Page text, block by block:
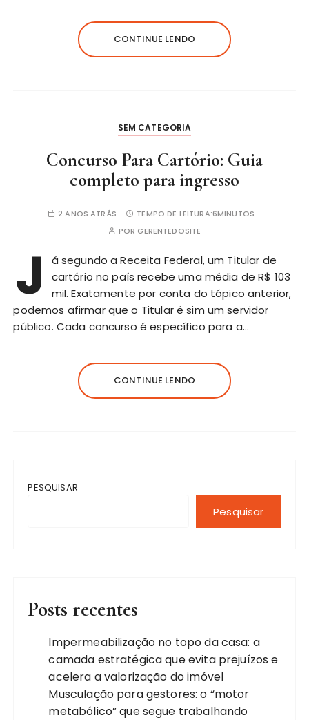
CONTINUE LENDO
SEM CATEGORIA
Concurso Para Cartório: Guia
completo para ingresso
2 ANOS ATRÁS TEMPO DE LEITURA:6MINUTOS
PORGERENTEDOSITE
J
á segundo a Receita Federal, um Titular de
cartório no país recebe uma média de R$ 103
mil. Exatamente por conta do tópico anterior,
podemos afirmar que o Titular é sim um servidor
público. Cada concurso é específico para a…
CONTINUE LENDO
PESQUISAR
Pesquisar
Posts recentes
Impermeabilização no topo da casa: a
camada estratégica que evita prejuízos e
acelera a valorização do imóvel
Musculação para gestores: o “motor
metabólico” que segue trabalhando